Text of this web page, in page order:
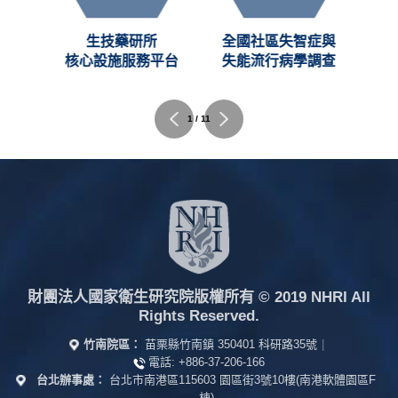
生技藥研所
核心設施服務平台
全國社區失智症與
失能流行病學調查
2 / 11
財團法人國家衛生研究院版權所有 © 2019 NHRI All
Rights Reserved.
竹南院區： 苗栗縣竹南鎮 350401 科研路35號 |
電話: +886-37-206-166
台北辦事處：
台北市南港區115603 園區街3號10樓(南港軟體園區F